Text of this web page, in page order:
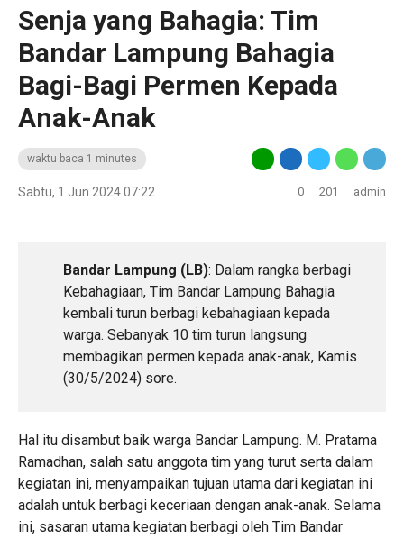
Senja yang Bahagia: Tim
Bandar Lampung Bahagia
Bagi-Bagi Permen Kepada
Anak-Anak
waktu baca 1 minutes
Sabtu, 1 Jun 2024 07:22 0 201 admin
Bandar Lampung (LB): Dalam rangka berbagi
Kebahagiaan, Tim Bandar Lampung Bahagia
kembali turun berbagi kebahagiaan kepada
warga. Sebanyak 10 tim turun langsung
membagikan permen kepada anak-anak, Kamis
(30/5/2024) sore.
Hal itu disambut baik warga Bandar Lampung. M. Pratama
Ramadhan, salah satu anggota tim yang turut serta dalam
kegiatan ini, menyampaikan tujuan utama dari kegiatan ini
adalah untuk berbagi keceriaan dengan anak-anak. Selama
ini, sasaran utama kegiatan berbagi oleh Tim Bandar